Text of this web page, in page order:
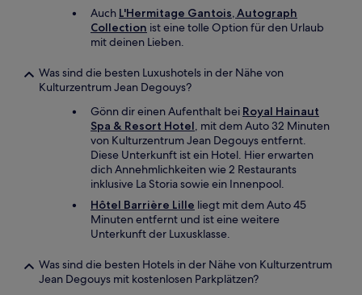
Auch L'Hermitage Gantois, Autograph
Collection ist eine tolle Option für den Urlaub
mit deinen Lieben.
Was sind die besten Luxushotels in der Nähe von
Kulturzentrum Jean Degouys?
Gönn dir einen Aufenthalt bei Royal Hainaut
Spa & Resort Hotel, mit dem Auto 32 Minuten
von Kulturzentrum Jean Degouys entfernt.
Diese Unterkunft ist ein Hotel. Hier erwarten
dich Annehmlichkeiten wie 2 Restaurants
inklusive La Storia sowie ein Innenpool.
Hôtel Barrière Lille liegt mit dem Auto 45
Minuten entfernt und ist eine weitere
Unterkunft der Luxusklasse.
Was sind die besten Hotels in der Nähe von Kulturzentrum
Jean Degouys mit kostenlosen Parkplätzen?